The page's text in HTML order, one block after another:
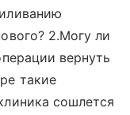
2.Могу ли
вернуть
такие
сошлется